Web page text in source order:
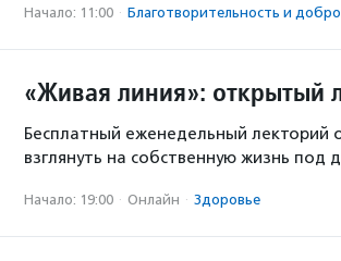
Начало: 11:00 · Благотвори­тель­ность и
«Живая линия»: открытый
Бесплатный еженедельный лекторий
взглянуть на собственную жизнь под
Начало: 19:00 · Онлайн · Здоровье